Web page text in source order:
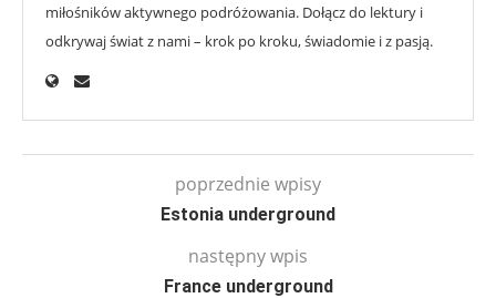
miłośników aktywnego podróżowania. Dołącz do lektury i
odkrywaj świat z nami – krok po kroku, świadomie i z pasją.
poprzednie wpisy
Estonia underground
następny wpis
France underground